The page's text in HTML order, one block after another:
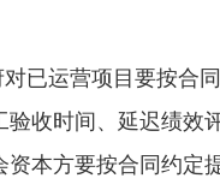
已运营项目要按合
收时间、延迟绩效
本方要按合同约定